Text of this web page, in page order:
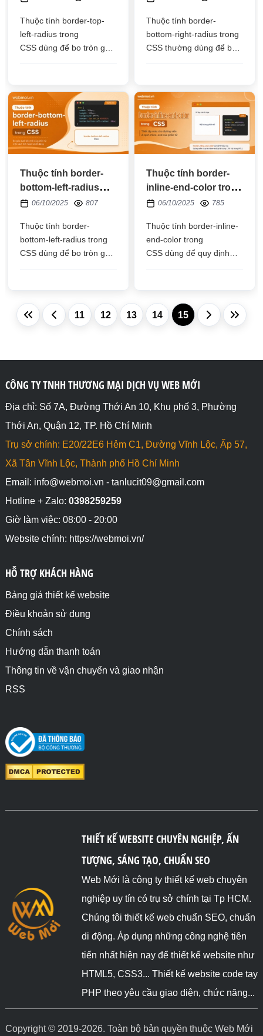
Thuộc tính border-top-
left-radius trong
CSS dùng để bo tròn góc
Thuộc tính border-
bottom-right-radius trong
CSS thường dùng để bo
Thuộc tính border-
bottom-left-radius
trong CSS
06/10/2025 807
Thuộc tính border-
bottom-left-radius trong
CSS dùng để bo tròn góc
Thuộc tính border-
inline-end-color trong
CSS06/10/2025 785
Thuộc tính border-inline-
end-color trong
CSS dùng để quy định
11 12 13 14 15
CÔNG TY TNHH THƯƠNG MẠI DỊCH VỤ WEB MỚI
Địa chỉ: Số 7A, Đường Thới An 10, Khu phố 3, Phường
Thới An, Quận 12, TP. Hồ Chí Minh
Trụ sở chính: E20/22E6 Hẻm C1, Đường Vĩnh Lộc, Ấp 57,
Xã Tân Vĩnh Lộc, Thành phố Hồ Chí Minh
Email: info@webmoi.vn - tanlucit09@gmail.com
Hotline + Zalo: 0398259259
Giờ làm việc: 08:00 - 20:00
Website chính: https://webmoi.vn/
HỖ TRỢ KHÁCH HÀNG
Bảng giá thiết kế website
Điều khoản sử dụng
Chính sách
Hướng dẫn thanh toán
Thông tin về vận chuyển và giao nhận
RSS
THIẾT KẾ WEBSITE CHUYÊN NGHIỆP, ẤN
TƯỢNG, SÁNG TẠO, CHUẨN SEO
Web Mới là công ty thiết kế web chuyên
nghiệp uy tín có trụ sở chính tại Tp HCM.
Chúng tôi thiết kế web chuẩn SEO, chuẩn
di động. Áp dụng những công nghệ tiên
tiến nhất hiện nay để thiết kế website như
HTML5, CSS3... Thiết kế website code tay
PHP theo yêu cầu giao diện, chức năng...
Copyright © 2019-2026. Toàn bộ bản quyền thuộc Web Mới